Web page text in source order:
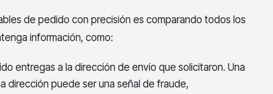
de pedido con precisión es comparando todos los
información, como:
entregas a la dirección de envío que solicitaron. Una
dirección puede ser una señal de fraude,